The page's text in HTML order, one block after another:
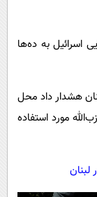
اسرائیل به ده‌ها
هشدار داد محل
مورد استفاده
لبنان